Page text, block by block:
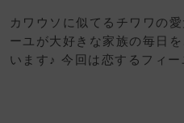
カワウソに似てるチワワの
ーユが大好きな家族の毎日
います♪ 今回は恋するフィー